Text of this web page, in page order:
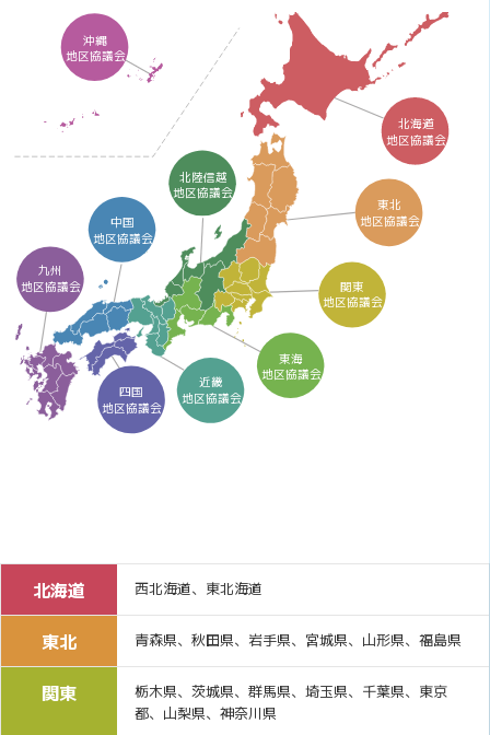
沖縄
地区協議会
九州
地区協議会
北海道
地区協議会
東北
地区協議会
東海
地区協議会
近畿
地区協議会
中国
地区協議会
四国
地区協議会
関東
地区協議会
北陸信越
地区協議会
北海道 西北海道、東北海道
東北 青森県、秋田県、岩手県、宮城県、山形県、福島県
関東
栃木県、茨城県、群馬県、埼玉県、千葉県、東京
都、山梨県、神奈川県